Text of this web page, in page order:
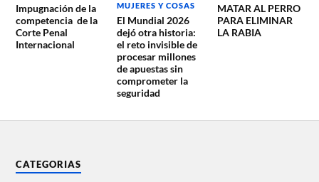
Impugnación de la
competencia de la
Corte Penal
Internacional
MUJERES Y COSAS
El Mundial 2026
dejó otra historia:
el reto invisible de
procesar millones
de apuestas sin
comprometer la
seguridad
MATAR AL PERRO
PARA ELIMINAR
LA RABIA
CATEGORIAS